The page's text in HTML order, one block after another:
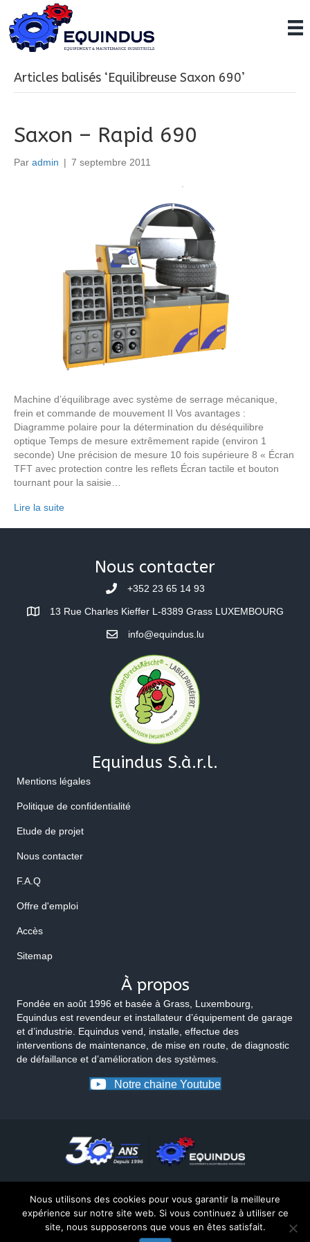
Articles balisés ‘Equilibreuse Saxon 690’
Saxon – Rapid 690
Par admin | 7 septembre 2011
Machine d’équilibrage avec système de serrage mécanique,
frein et commande de mouvement II Vos avantages :
Diagramme polaire pour la détermination du déséquilibre
optique Temps de mesure extrêmement rapide (environ 1
seconde) Une précision de mesure 10 fois supérieure 8 « Écran
TFT avec protection contre les reflets Écran tactile et bouton
tournant pour la saisie…
Lire la suite
Nous contacter
+352 23 65 14 93
13 Rue Charles Kieffer L-8389 Grass LUXEMBOURG
info@equindus.lu
Equindus S.à.r.l.
Mentions légales
Politique de confidentialité
Etude de projet
Nous contacter
F.A.Q
Offre d'emploi
Accès
Sitemap
À propos
Fondée en août 1996 et basée à Grass, Luxembourg,
Equindus est revendeur et installateur d’équipement de garage
et d’industrie. Equindus vend, installe, effectue des
interventions de maintenance, de mise en route, de diagnostic
de défaillance et d’amélioration des systèmes.
Notre chaine Youtube
© 2026 Equindus
Nous utilisons des cookies pour vous garantir la meilleure
expérience sur notre site web. Si vous continuez à utiliser ce
site, nous supposerons que vous en êtes satisfait.